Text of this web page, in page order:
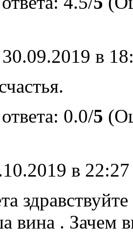
30.09.2019 в
0.0/5
в
вина . Зачем